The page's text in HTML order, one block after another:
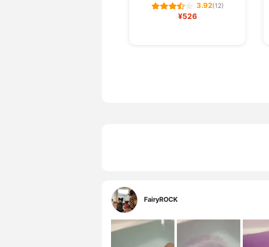
3.92(12)
¥526
FairyROCK